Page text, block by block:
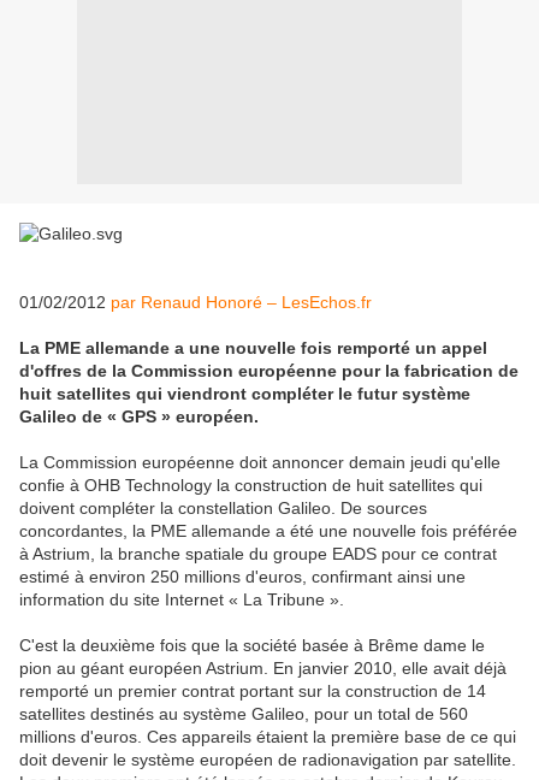
01/02/2012 par Renaud Honoré – LesEchos.fr
La PME allemande a une nouvelle fois remporté un appel
d'offres de la Commission européenne pour la fabrication de
huit satellites qui viendront compléter le futur système
Galileo de « GPS » européen.
La Commission européenne doit annoncer demain jeudi qu'elle
confie à OHB Technology la construction de huit satellites qui
doivent compléter la constellation Galileo. De sources
concordantes, la PME allemande a été une nouvelle fois préférée
à Astrium, la branche spatiale du groupe EADS pour ce contrat
estimé à environ 250 millions d'euros, confirmant ainsi une
information du site Internet « La Tribune ».
C'est la deuxième fois que la société basée à Brême dame le
pion au géant européen Astrium. En janvier 2010, elle avait déjà
remporté un premier contrat portant sur la construction de 14
satellites destinés au système Galileo, pour un total de 560
millions d'euros. Ces appareils étaient la première base de ce qui
doit devenir le système européen de radionavigation par satellite.